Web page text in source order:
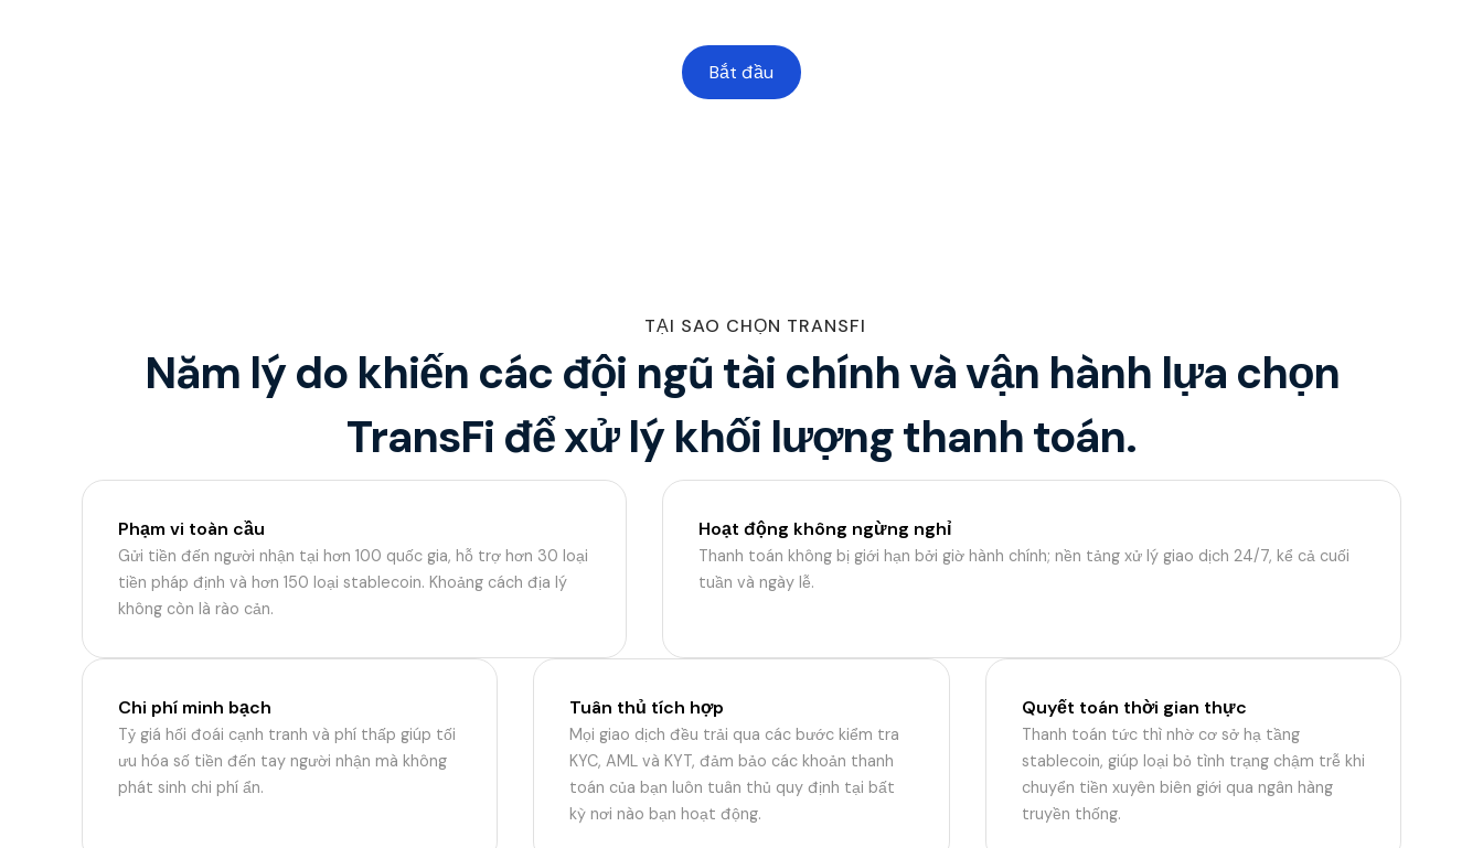
Bắt đầu
TẠI SAO CHỌN TRANSFI
Năm lý do khiến các đội ngũ tài chính và vận hành lựa chọn
TransFi để xử lý khối lượng thanh toán.
Phạm vi toàn cầu
Gửi tiền đến người nhận tại hơn 100 quốc gia, hỗ trợ hơn 30 loại
tiền pháp định và hơn 150 loại stablecoin. Khoảng cách địa lý
không còn là rào cản.
Hoạt động không ngừng nghỉ
Thanh toán không bị giới hạn bởi giờ hành chính; nền tảng xử lý giao dịch 24/7, kể cả cuối
tuần và ngày lễ.
Chi phí minh bạch
Tỷ giá hối đoái cạnh tranh và phí thấp giúp tối
ưu hóa số tiền đến tay người nhận mà không
phát sinh chi phí ẩn.
Tuân thủ tích hợp
Mọi giao dịch đều trải qua các bước kiểm tra
KYC, AML và KYT, đảm bảo các khoản thanh
toán của bạn luôn tuân thủ quy định tại bất
kỳ nơi nào bạn hoạt động.
Quyết toán thời gian thực
Thanh toán tức thì nhờ cơ sở hạ tầng
stablecoin, giúp loại bỏ tình trạng chậm trễ khi
chuyển tiền xuyên biên giới qua ngân hàng
truyền thống.